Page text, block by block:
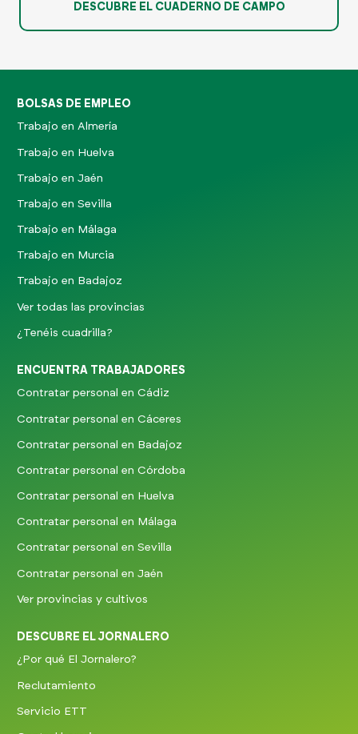
DESCUBRE EL CUADERNO DE CAMPO
BOLSAS DE EMPLEO
Trabajo en Almería
Trabajo en Huelva
Trabajo en Jaén
Trabajo en Sevilla
Trabajo en Málaga
Trabajo en Murcia
Trabajo en Badajoz
Ver todas las provincias
¿Tenéis cuadrilla?
ENCUENTRA TRABAJADORES
Contratar personal en Cádiz
Contratar personal en Cáceres
Contratar personal en Badajoz
Contratar personal en Córdoba
Contratar personal en Huelva
Contratar personal en Málaga
Contratar personal en Sevilla
Contratar personal en Jaén
Ver provincias y cultivos
DESCUBRE EL JORNALERO
¿Por qué El Jornalero?
Reclutamiento
Servicio ETT